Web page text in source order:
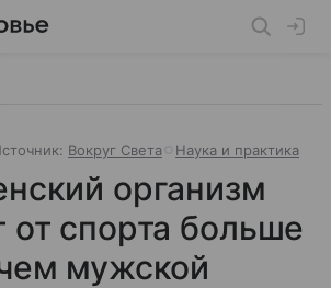
Вокруг Света Наука и практика
организм
от спорта больше
мужской